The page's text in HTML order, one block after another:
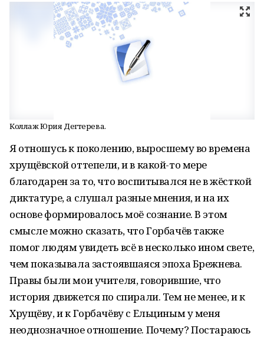
Коллаж Юрия Дегтерева.
Я отношусь к поколению, выросшему во времена
хрущёвской оттепели, и в какой-то мере
благодарен за то, что воспитывался не в жёсткой
диктатуре, а слушал разные мнения, и на их
основе формировалось моё сознание. В этом
смысле можно сказать, что Горбачёв также
помог людям увидеть всё в несколько ином свете,
чем показывала застоявшаяся эпоха Брежнева.
Правы были мои учителя, говорившие, что
история движется по спирали. Тем не менее, и к
Хрущёву, и к Горбачёву с Ельциным у меня
неоднозначное отношение. Почему? Постараюсь